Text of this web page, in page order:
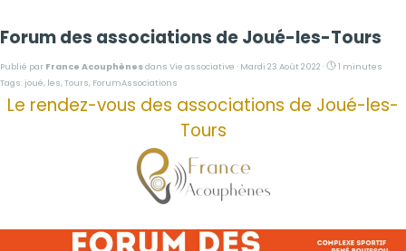
Forum des associations de Joué-les-Tours
Publié par France Acouphènesdans Vie associative · Mardi 23 Août 2022 ·
1 minutes
Tags: joué, les, Tours, ForumAssociations
Le rendez-vous des associations de Joué-les-
Tours